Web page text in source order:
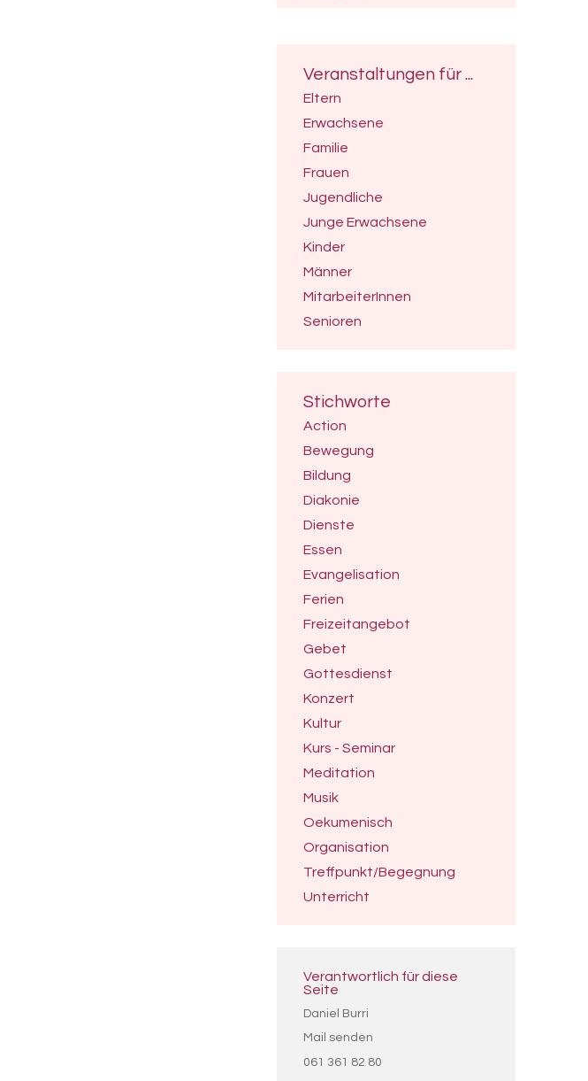
Juni 2027
Juli 2027
Veranstaltungen für ...
Eltern
Erwachsene
Familie
Frauen
Jugendliche
Junge Erwachsene
Kinder
Männer
MitarbeiterInnen
Senioren
Stichworte
Action
Bewegung
Bildung
Diakonie
Dienste
Essen
Evangelisation
Ferien
Freizeitangebot
Gebet
Gottesdienst
Konzert
Kultur
Kurs - Seminar
Meditation
Musik
Oekumenisch
Organisation
Treffpunkt/Begegnung
Unterricht
Verantwortlich für diese
Seite
Daniel Burri
Mail senden
061 361 82 80